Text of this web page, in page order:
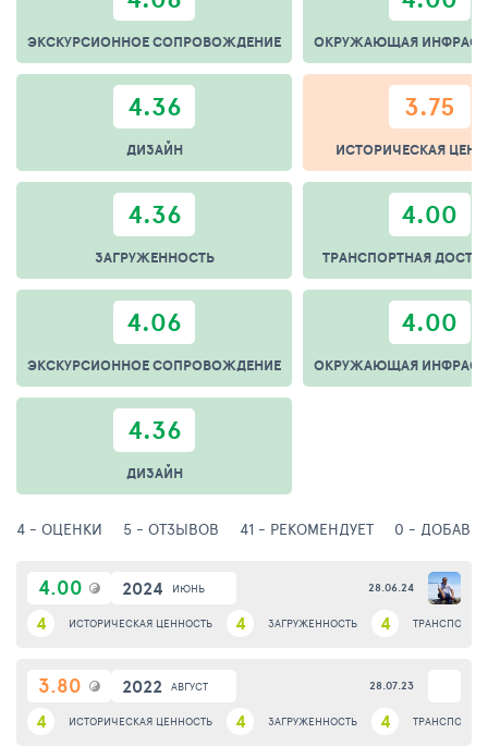
ЭКСКУРСИОННОЕ СОПРОВОЖДЕНИЕ ОКРУЖАЮЩАЯ
4.36
ДИЗАЙН
3.75
ИСТОРИЧЕСКАЯ
4.36
ЗАГРУЖЕННОСТЬ
4.00
ТРАНСПОРТНАЯ
4.06
ЭКСКУРСИОННОЕ СОПРОВОЖДЕНИЕ
4.00
ОКРУЖАЮЩАЯ
4.36
ДИЗАЙН
4 - ОЦЕНКИ 5 - ОТЗЫВОВ 41 - РЕКОМЕНДУЕТ 0 -
4.00
4 ИСТОРИЧЕСКАЯ ЦЕННОСТЬ 4 ЗАГРУЖЕННОСТЬ 4
2024 ИЮНЬ 28.06.24
3.80
4 ИСТОРИЧЕСКАЯ ЦЕННОСТЬ 4 ЗАГРУЖЕННОСТЬ 4
2022 АВГУСТ 28.07.23